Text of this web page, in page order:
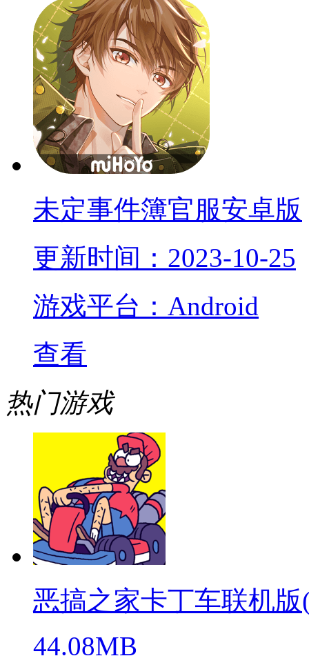
未定事件簿官服安卓版
更新时间：2023-10-25
游戏平台：Android
查看
热门游戏
恶搞之家卡丁车联机版
44.08MB